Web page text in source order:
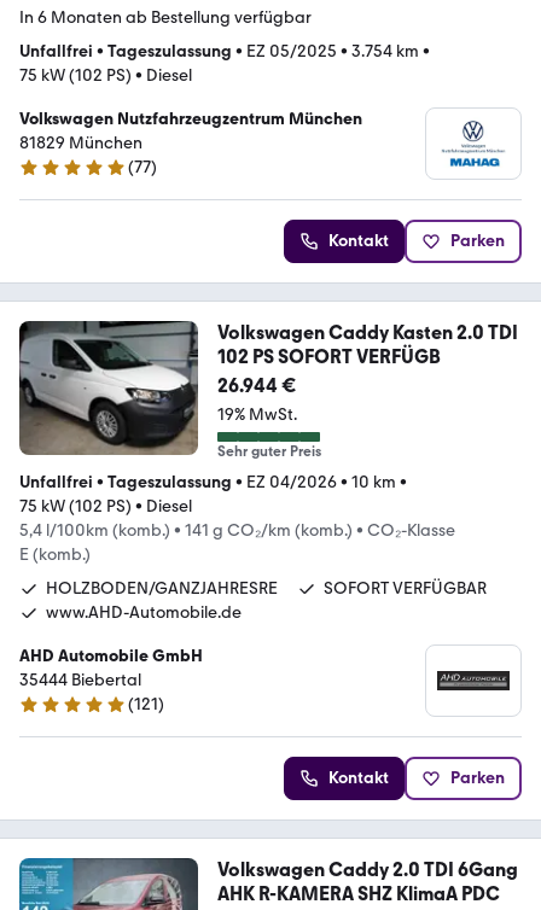
In 6 Monaten ab Bestellung verfügbar
Unfallfrei • Tageszulassung • EZ 05/2025 • 3.754 km •
75 kW (102 PS) • Diesel
Volkswagen Nutzfahrzeugzentrum München
81829 München
4.8 Sterne
(77)
Kontakt Parken
Volkswagen Caddy Kasten 2.0 TDI
102 PS SOFORT VERFÜGB
26.944 €
19% MwSt.
Sehr guter Preis
Unfallfrei • Tageszulassung • EZ 04/2026• 10 km •
75 kW (102 PS) • Diesel
5,4 l/100km (komb.) • 141 g CO₂/km (komb.) • CO₂-Klasse
E (komb.)
HOLZBODEN/GANZJAHRESRE
SOFORT VERFÜGBAR
www.AHD-Automobile.de
AHD Automobile GmbH
35444 Biebertal
5 Sterne
(121)
Kontakt Parken
Volkswagen Caddy 2.0 TDI 6Gang
AHK R-KAMERA SHZ KlimaA PDC